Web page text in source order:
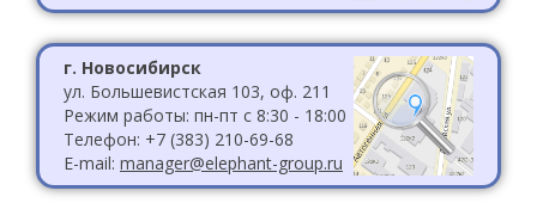
г. Новосибирск
ул. Большевистская 103, оф. 211
Режим работы: пн-пт с 8:30 - 18:00
Телефон: +7 (383) 210-69-68
E-mail: manager@elephant-group.ru